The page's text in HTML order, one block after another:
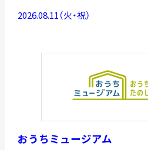
2026.08.11（火・祝）
おうちミュージアム